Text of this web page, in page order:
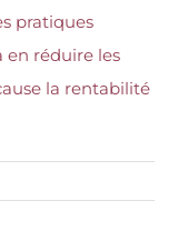
pratiques
en réduire les
la rentabilité